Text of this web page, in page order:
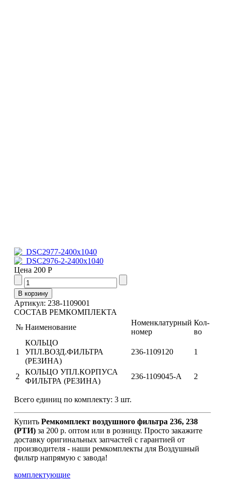
Цена 200 Р
Артикул: 238-1109001
СОСТАВ РЕМКОМПЛЕКТА
№ Наименование
Номенклатурный
номер
Кол-
во
1
КОЛЬЦО
УПЛ.ВОЗД.ФИЛЬТРА
(РЕЗИНА)
236-1109120 1
2
КОЛЬЦО УПЛ.КОРПУСА
ФИЛЬТРА (РЕЗИНА)
236-1109045-А 2
Всего единиц по комплекту: 3 шт.
Купить Ремкомплект воздушного фильтра 236, 238
(РТИ) за 200 р. оптом или в розницу. Просто закажите
доставку оригинальных запчастей с гарантией от
производителя - наши ремкомплекты для Воздушный
фильтр напрямую с завода!
комплектующие